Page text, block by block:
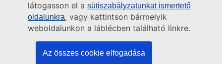
látogasson el a sütiszabályzatunkat ismertető
oldalunkra, vagy kattintson bármelyik
weboldalunkon a láblécben található linkre.
Az összes cookie elfogadása